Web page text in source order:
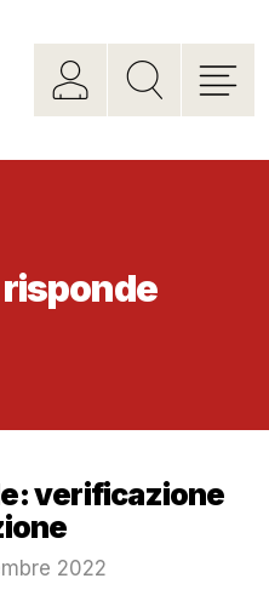
risponde
verificazione
2022